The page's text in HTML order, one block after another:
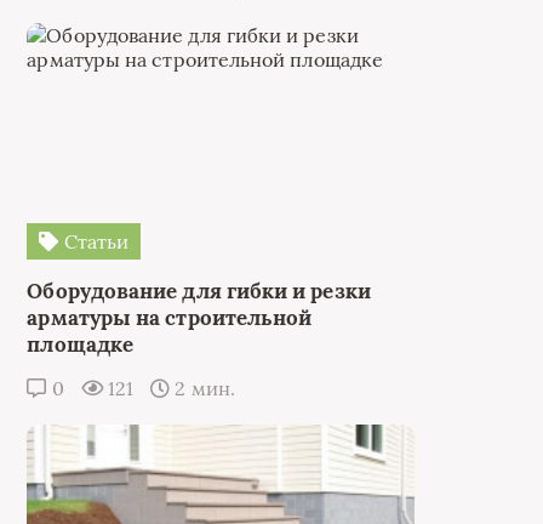
Статьи
Оборудование для гибки и резки
арматуры на строительной
площадке
0 121 2 мин.